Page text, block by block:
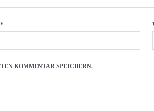
*
KOMMENTAR SPEICHERN.